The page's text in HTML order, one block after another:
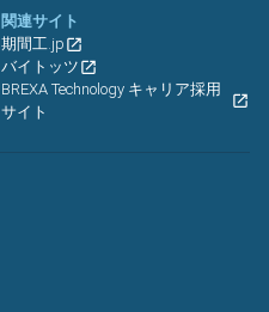
関連サイト
期間工.jp
バイトッツ
BREXA Technology キャリア採用
サイト